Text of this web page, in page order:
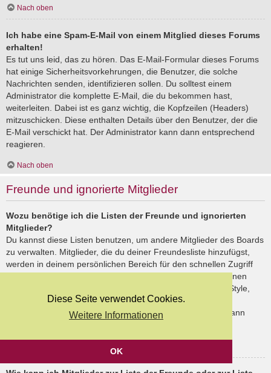
Diese Seite verwendet Cookies.
Weitere Informationen
OK
Nach oben
Ich habe eine Spam-E-Mail von einem Mitglied dieses Forums
erhalten!
Es tut uns leid, das zu hören. Das E-Mail-Formular dieses Forums
hat einige Sicherheitsvorkehrungen, die Benutzer, die solche
Nachrichten senden, identifizieren sollen. Du solltest einem
Administrator die komplette E-Mail, die du bekommen hast,
weiterleiten. Dabei ist es ganz wichtig, die Kopfzeilen (Headers)
mitzuschicken. Diese enthalten Details über den Benutzer, der die
E-Mail verschickt hat. Der Administrator kann dann entsprechend
reagieren.
Nach oben
Freunde und ignorierte Mitglieder
Wozu benötige ich die Listen der Freunde und ignorierten
Mitglieder?
Du kannst diese Listen benutzen, um andere Mitglieder des Boards
zu verwalten. Mitglieder, die du deiner Freundesliste hinzufügst,
werden in deinem persönlichen Bereich für den schnellen Zugriff
aufgelistet. Du siehst dort deren Onlinestatus und kannst ihnen
schnell eine Private Nachricht senden. Abhängig von dem Style,
den du verwendest, können Beiträge deiner Freunde auch
hervorgehoben sein. Wenn du einen Benutzer ignorierst, dann